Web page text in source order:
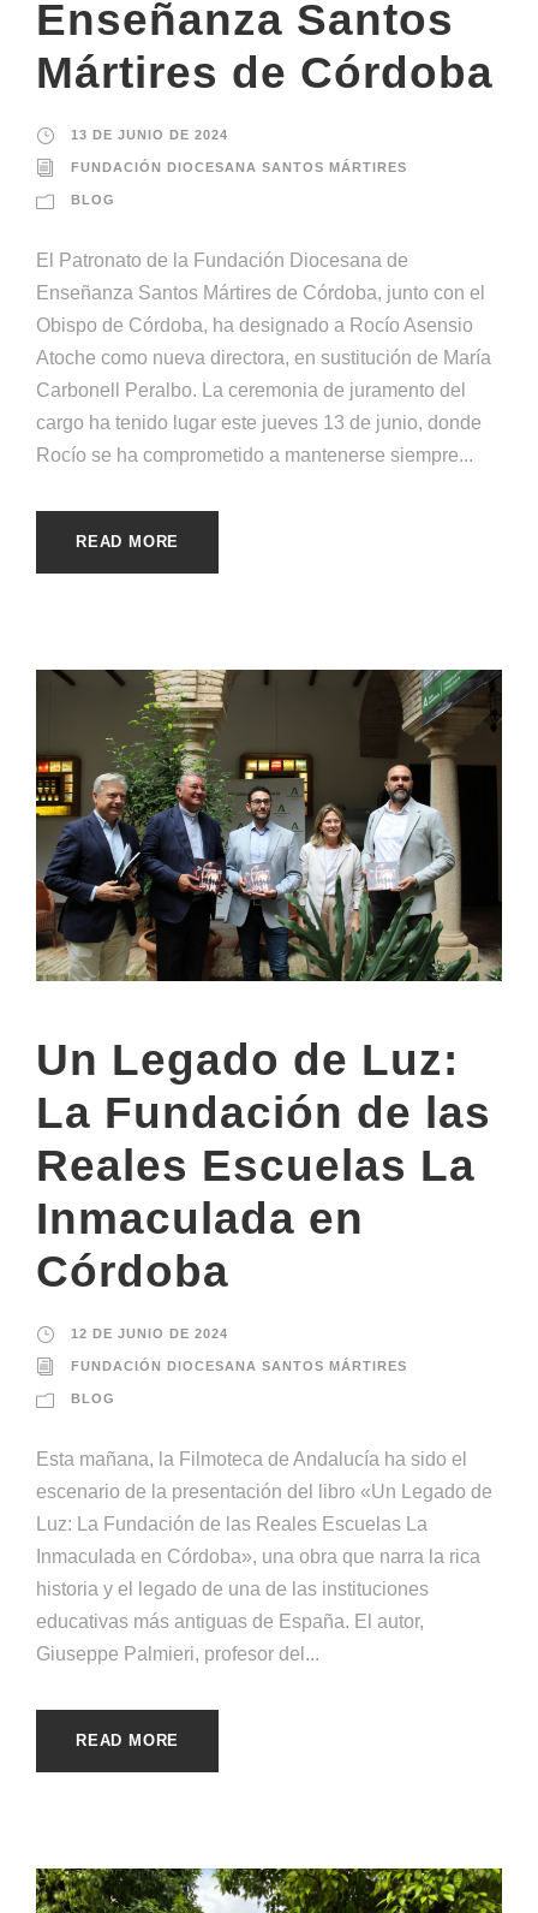
Enseñanza Santos
Mártires de Córdoba
13 DE JUNIO DE 2024
FUNDACIÓN DIOCESANA SANTOS MÁRTIRES
BLOG
El Patronato de la Fundación Diocesana de
Enseñanza Santos Mártires de Córdoba, junto con el
Obispo de Córdoba, ha designado a Rocío Asensio
Atoche como nueva directora, en sustitución de María
Carbonell Peralbo. La ceremonia de juramento del
cargo ha tenido lugar este jueves 13 de junio, donde
Rocío se ha comprometido a mantenerse siempre...
READ MORE
Un Legado de Luz:
La Fundación de las
Reales Escuelas La
Inmaculada en
Córdoba
12 DE JUNIO DE 2024
FUNDACIÓN DIOCESANA SANTOS MÁRTIRES
BLOG
Esta mañana, la Filmoteca de Andalucía ha sido el
escenario de la presentación del libro «Un Legado de
Luz: La Fundación de las Reales Escuelas La
Inmaculada en Córdoba», una obra que narra la rica
historia y el legado de una de las instituciones
educativas más antiguas de España. El autor,
Giuseppe Palmieri, profesor del...
READ MORE